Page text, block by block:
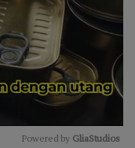
Powered by GliaStudios